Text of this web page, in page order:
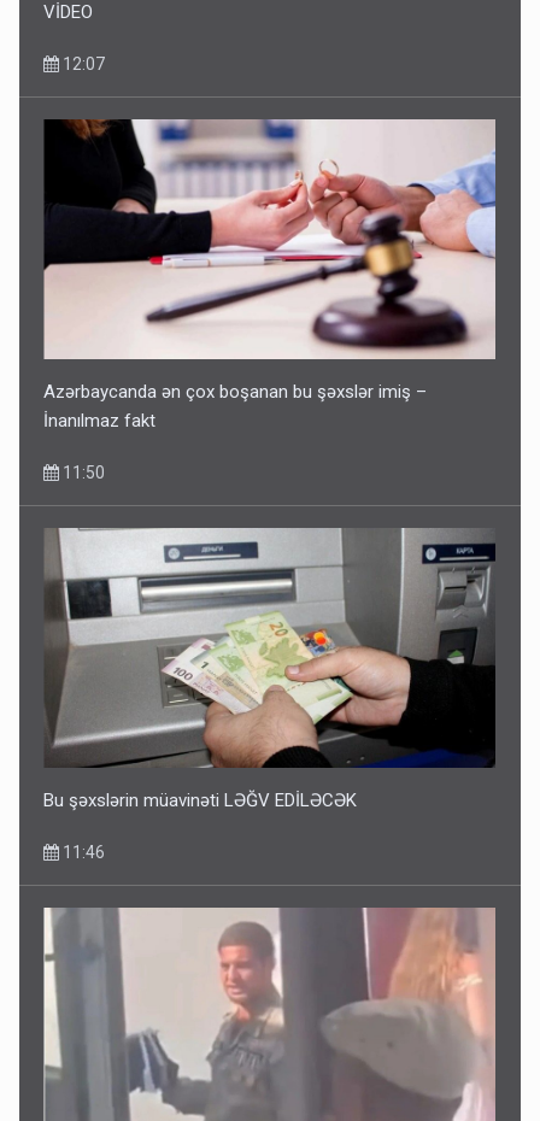
VİDEO
12:07
Azərbaycanda ən çox boşanan bu şəxslər imiş –
İnanılmaz fakt
11:50
Bu şəxslərin müavinəti LƏĞV EDİLƏCƏK
11:46